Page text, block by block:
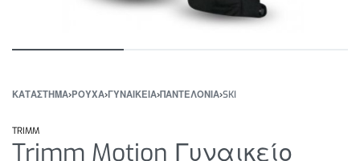
ΚΑΤΆΣΤΗΜΑ›ΡΟΥΧΑ›ΓΥΝΑΙΚΕΙΑ›ΠΑΝΤΕΛΟΝΙΑ›SKI
TRIMM
Trimm Motion Γυναικείο